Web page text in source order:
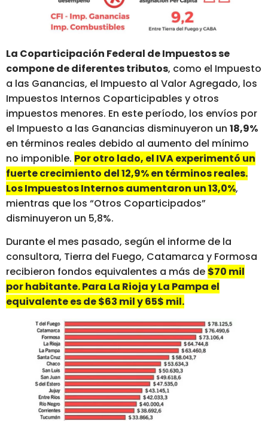
La Coparticipación Federal de Impuestos se
compone de diferentes tributos, como el Impuesto
a las Ganancias, el Impuesto al Valor Agregado, los
Impuestos Internos Coparticipables y otros
impuestos menores. En este período, los envíos por
el Impuesto a las Ganancias disminuyeron un 18,9%
en términos reales debido al aumento del mínimo
no imponible. Por otro lado, el IVA experimentó un
fuerte crecimiento del 12,9% en términos reales.
Los Impuestos Internos aumentaron un 13,0%,
mientras que los “Otros Coparticipados”
disminuyeron un 5,8%.
Durante el mes pasado, según el informe de la
consultora, Tierra del Fuego, Catamarca y Formosa
recibieron fondos equivalentes a más de $70 mil
por habitante. Para La Rioja y La Pampa el
equivalente es de $63 mil y 65$ mil.